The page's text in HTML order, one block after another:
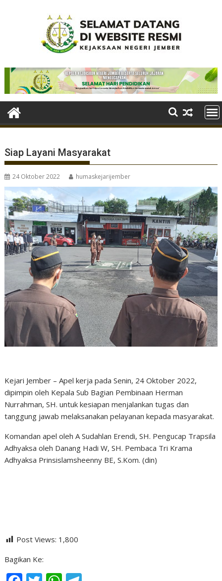
Siap Layani Masyarakat
24 Oktober 2022 humaskejarijember
Kejari Jember – Apel kerja pada Senin, 24 Oktober 2022,
dipimpin oleh Kepala Sub Bagian Pembinaan Herman
Nurrahman, SH. untuk kesiapan menjalankan tugas dan
tanggung jawab melaksanakan pelayanan kepada masyarakat.
Komandan apel oleh A Sudahlan Erendi, SH. Pengucap Trapsila
Adhyaksa oleh Danang Hadi W, SH. Pembaca Tri Krama
Adhyaksa Prinsislamsheenny BE, S.Kom. (din)
Post Views: 1,800
Bagikan Ke: